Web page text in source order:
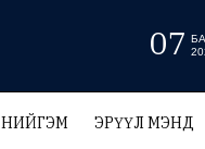
07
НИЙГЭМ ЭРҮҮЛ МЭНД